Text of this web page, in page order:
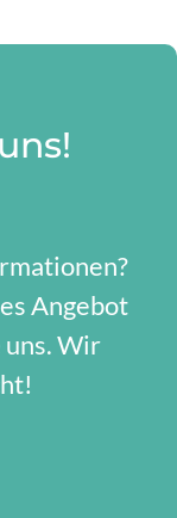
Angebot
Wir